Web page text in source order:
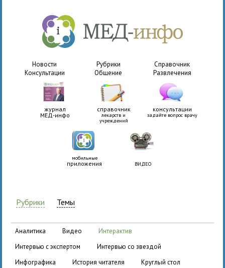
Новости Рубрики
Справочник
Консультации
Общение Развлечения
журнал
МЕД-инфо
справочник
лекарств и
учреждений
консультации
задайте вопрос врачу
мобильные
приложения ВИДЕО
Рубрики Темы
аналитика видео
интерактив
интервью с экспертом
интервью со звездой
инфографика
история читателя
круглый стол